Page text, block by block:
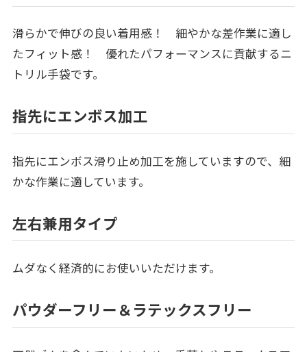
滑らかで伸びの良い着用感！ 細やかな差作業に適し
たフィット感！ 優れたパフォーマンスに貢献するニ
トリル手袋です。
指先にエンボス加工
指先にエンボス滑り止め加工を施していますので、細
かな作業に適しています。
左右兼用タイプ
ムダなく経済的にお使いいただけます。
パウダーフリー＆ラテックスフリー